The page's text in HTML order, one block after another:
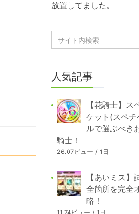
放置してました。
人気記事
【花騎士】ス
ケット(スペ
ルで選ぶべき
騎士！
26.07ビュー / 1日
【あいミス】
全箇所を完全
略！
11.74ビュー / 1日